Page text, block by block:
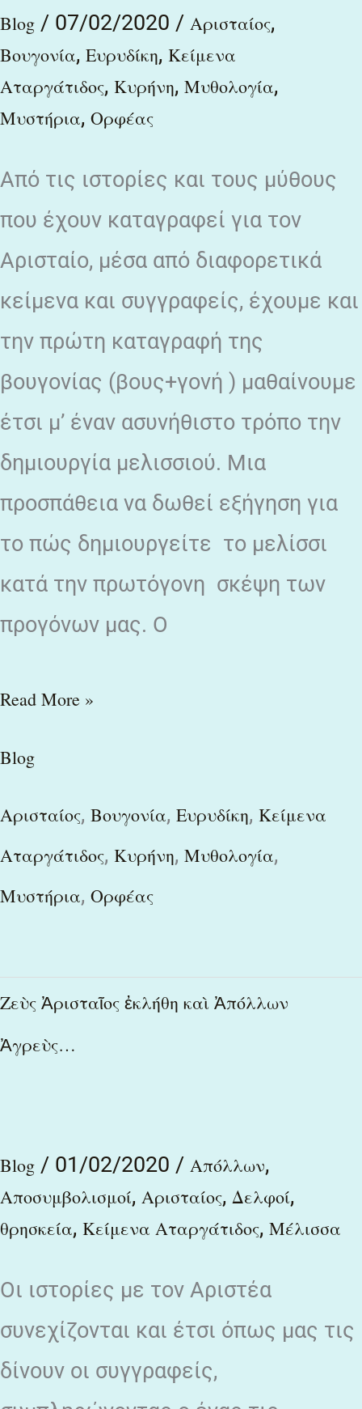
Blog / 07/02/2020 / Αρισταίος,
Βουγονία, Ευρυδίκη, Κείμενα
Αταργάτιδος, Κυρήνη, Μυθολογία,
Μυστήρια, Ορφέας
Από τις ιστορίες και τους μύθους
που έχουν καταγραφεί για τον
Αρισταίο, μέσα από διαφορετικά
κείμενα και συγγραφείς, έχουμε και
την πρώτη καταγραφή της
βουγονίας (βους+γονή ) μαθαίνουμε
έτσι μ’ έναν ασυνήθιστο τρόπο την
δημιουργία μελισσιού. Μια
προσπάθεια να δωθεί εξήγηση για
το πώς δημιουργείτε το μελίσσι
κατά την πρωτόγονη σκέψη των
προγόνων μας. Ο
ὀστέων
γεννᾶται
Read More »
Blog
Αρισταίος, Βουγονία, Ευρυδίκη, Κείμενα
Αταργάτιδος, Κυρήνη, Μυθολογία,
Μυστήρια, Ορφέας
Ζεὺς Ἀρισταῖος ἐκλήθη καὶ Ἀπόλλων
Ἀγρεὺς…
Blog / 01/02/2020 / Απόλλων,
Αποσυμβολισμοί, Αρισταίος, Δελφοί,
θρησκεία, Κείμενα Αταργάτιδος, Μέλισσα
Οι ιστορίες με τον Αριστέα
συνεχίζονται και έτσι όπως μας τις
δίνουν οι συγγραφείς,
Ζεὺς
ἐκλήθη
Ἀγρεὺς…